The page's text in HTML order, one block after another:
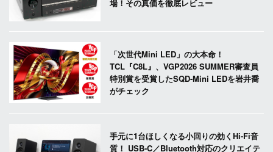
場！その真価を徹底レビュー
「次世代Mini LED」の大本命！
TCL『C8L』、VGP2026 SUMMER審査員
特別賞を受賞したSQD-Mini LEDを岩井喬
がチェック
手元に1台ほしくなる小回りの効くHi-Fi音
質！ USB-C／Bluetooth対応のクリエイテ